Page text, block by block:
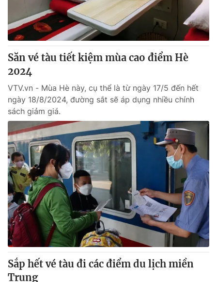
Săn vé tàu tiết kiệm mùa cao điểm Hè
2024
VTV.vn - Mùa Hè này, cụ thể là từ ngày 17/5 đến hết
ngày 18/8/2024, đường sắt sẽ áp dụng nhiều chính
sách giảm giá.
Sắp hết vé tàu đi các điểm du lịch miền
Trung